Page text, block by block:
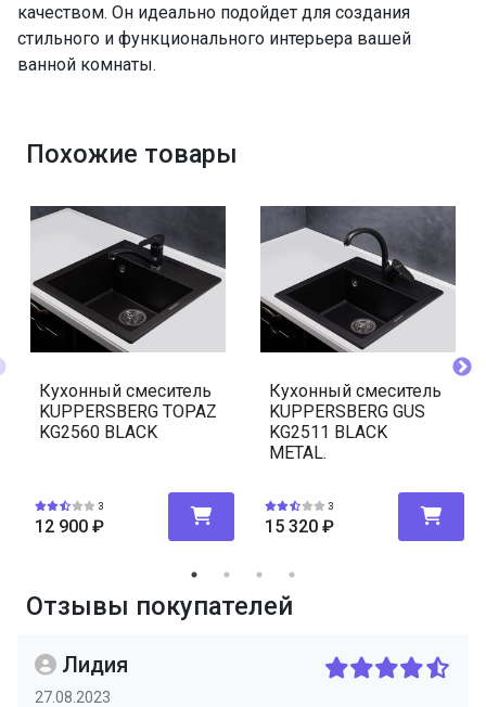
качеством. Он идеально подойдет для создания
стильного и функционального интерьера вашей
ванной комнаты.
Похожие товары
Кухонный смеситель
KUPPERSBERG TOPAZ
KG2560 BLACK
3
12 900 ₽
Кухонный смеситель
KUPPERSBERG GUS
KG2511 BLACK
METAL.
3
15 320 ₽
Отзывы покупателей
Лидия
27.08.2023